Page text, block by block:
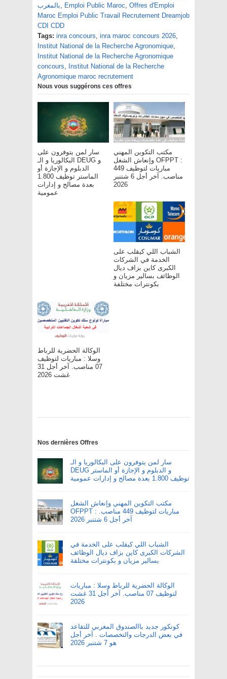
بالمغرب, Emploi Public Maroc, Offres d'Emploi
Maroc Emploi Public Travail Recrutement Dreamjob
CDI CDD
Tags: inra concours, inra maroc concours 2026,
Institut National de la Recherche Agronomique,
Institut National de la Recherche Agronomique
concours, Institut National de la Recherche
Agronomique maroc recrutement
Nous vous suggérons ces offres
سار لمن يتوفرون على
البكالوريا و الـ DEUG و
الدبلوم و الإجازة أو
الماستر توظيف 1.800
بعدة مصالح و إدارات
عمومية
مكتب التكوين المهني
وإنعاش الشغل OFPPT :
مباريات لتوظيف 449
مناصب. آخر أجل 6 شتنبر
2026
الشباب اللي كيقلب على
الخدمة في الشركات
الكبرى كاين بزاف ديال
الوظائف بسالير مزيان و
بكونترات مختلفة
الوكالة الحضرية للرباط
وسلا : مباريات لتوظيف
07 مناصب. آخر أجل 31
غشت 2026
Nos dernières Offres
سار لمن يتوفرون على البكالوريا و الـ
DEUG و الدبلوم و الإجازة أو الماستر
توظيف 1.800 بعدة مصالح و إدارات عمومية
مكتب التكوين المهني وإنعاش الشغل
OFPPT : مباريات لتوظيف 449 مناصب.
آخر أجل 6 شتنبر 2026
الشباب اللي كيقلب على الخدمة في
الشركات الكبرى كاين بزاف ديال الوظائف
بسالير مزيان و بكونترات مختلفة
الوكالة الحضرية للرباط وسلا : مباريات
لتوظيف 07 مناصب. آخر أجل 31 غشت
2026
كونكور جديد باالصندوق المغربي للتقاعد
في بعض الدرجات والتخصصات . آخر أجل
هو 7 شتنبر 2026